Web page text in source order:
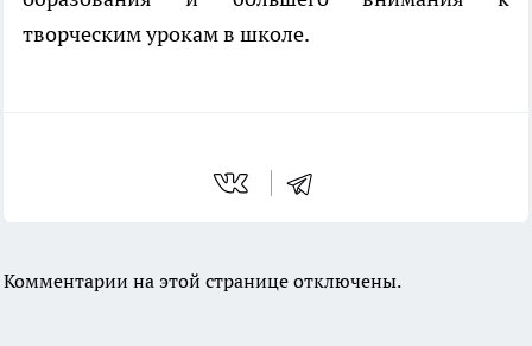
творческим урокам в школе.
Комментарии на этой странице отключены.